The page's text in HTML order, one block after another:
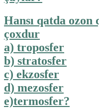
Hansı qatda ozon
çoxdur
a) troposfer
b) stratosfer
c) ekzosfer
d) mezosfer
e)termosfer?